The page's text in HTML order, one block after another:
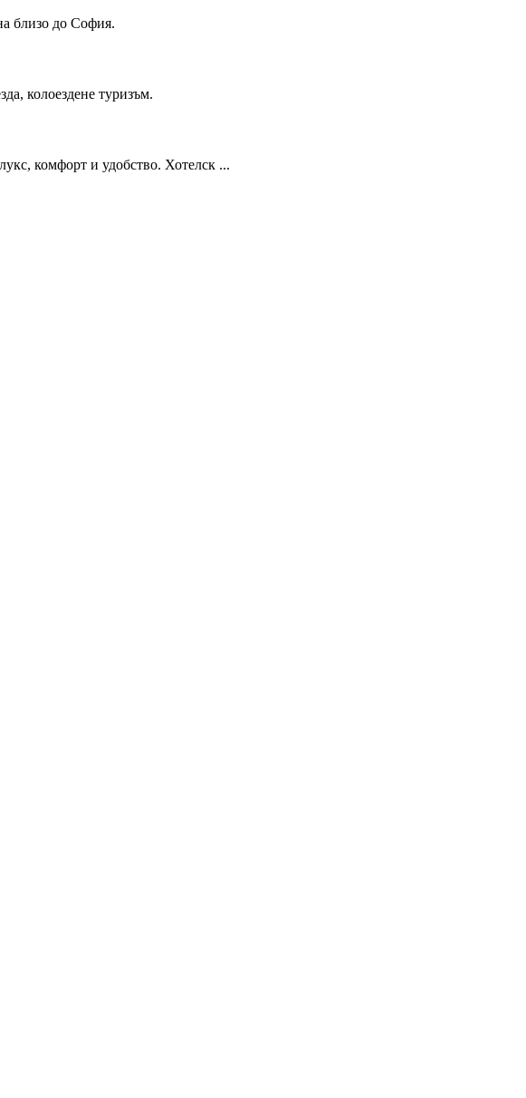
близо до София.
колоездене туризъм.
комфорт и удобство. Хотелск ...